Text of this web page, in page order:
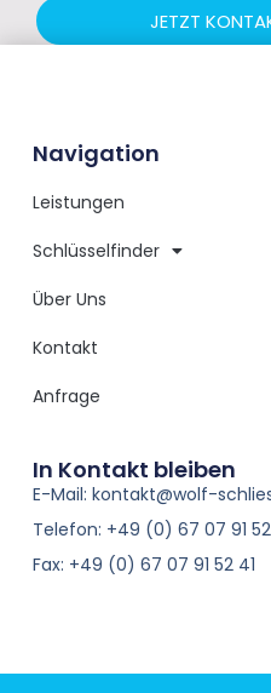
JETZT
In Kontakt bleiben
E-Mail: kontakt@wolf-
Telefon: +49 (0) 67 07 91
Fax: +49 (0) 67 07 91 52 41
Navigation
Leistungen
Schlüsselfinder
Über Uns
Kontakt
Anfrage